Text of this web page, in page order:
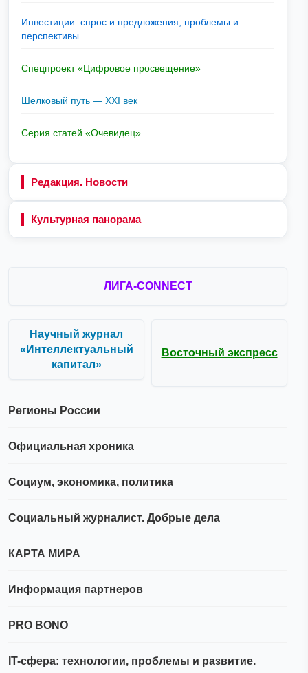
Инвестиции: спрос и предложения, проблемы и
перспективы
Спецпроект «Цифровое просвещение»
Шелковый путь — XXI век
Серия статей «Очевидец»
Редакция. Новости
Культурная панорама
ЛИГА-CONNECT
Научный журнал
«Интеллектуальный
капитал»
Восточный экспресс
Регионы России
Официальная хроника
Социум, экономика, политика
Социальный журналист. Добрые дела
КАРТА МИРА
Информация партнеров
PRO BONO
IT-сфера: технологии, проблемы и развитие.